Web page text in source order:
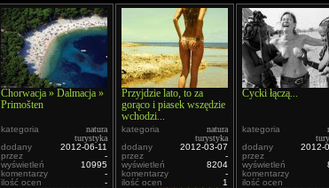
Chorwacja » Dalmacja »
Primošten
kategoria
natura
turystyka
dodany
2012-06-11
przez
-
wyświetleń
10995
komentarzy
-
ilość ocen
-
Przyjdzie lato, to za
gorąco i piasek wszędzie
wchodzi...
kategoria
natura
turystyka
dodany
2012-03-07
przez
-
wyświetleń
8204
komentarzy
-
ilość ocen
1
Cycki łączą...
kategoria
dodany
2012-
przez
wyświetleń
komentarzy
ilość ocen